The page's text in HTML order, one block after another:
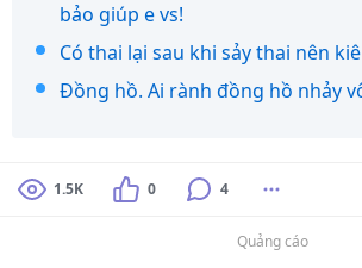
bảo giúp e vs!
Có thai lại sau khi sảy thai nên
Đồng hồ. Ai rành đồng hồ nhảy
1.5K 0 4
Quảng cáo